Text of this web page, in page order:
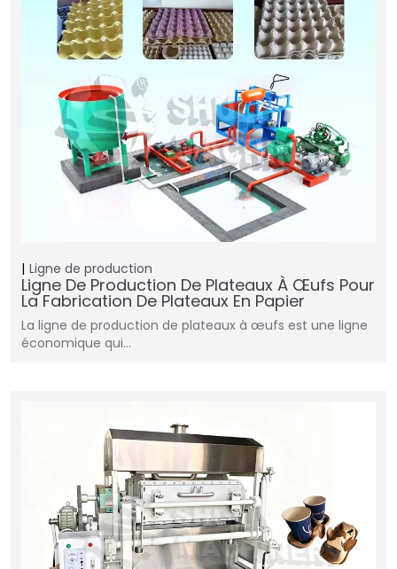
Ligne de production
Ligne De Production De Plateaux À Œufs Pour
La Fabrication De Plateaux En Papier
La ligne de production de plateaux à œufs est une ligne
économique qui…